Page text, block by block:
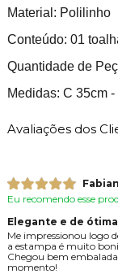
Material: Polilinho
Conteúdo: 01
Quantidade de
Medidas: C 35cm -
Avaliações dos
Eu recomendo esse
Elegante e de
Me impressionou logo
a estampa é muito
Chegou bem
momento!